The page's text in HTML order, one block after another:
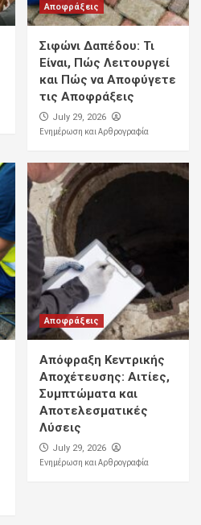
Αποφράξεις
Σιφώνι Δαπέδου: Τι
Είναι, Πώς Λειτουργεί
και Πώς να Αποφύγετε
τις Αποφράξεις
July 29, 2026
Ενημέρωση και Αρθρογραφία
Αποφράξεις
Απόφραξη Κεντρικής
Αποχέτευσης: Αιτίες,
Συμπτώματα και
Αποτελεσματικές
Λύσεις
July 29, 2026
Ενημέρωση και Αρθρογραφία